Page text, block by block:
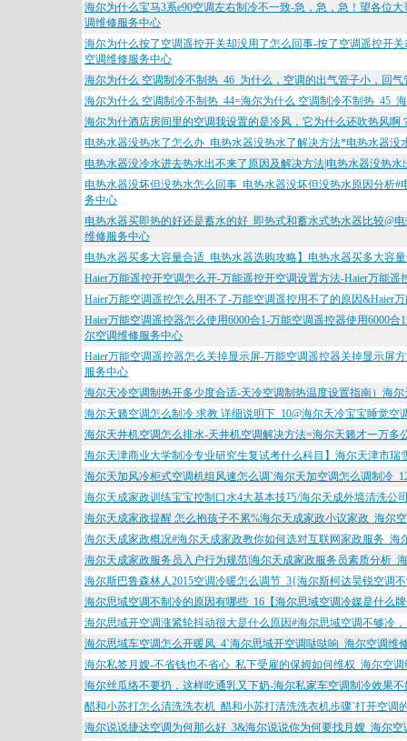
海尔为什么宝马3系e90空调左右制冷不一致-急，急，急！望各位
调维修服务中心
海尔为什么按了空调遥控开关却没用了怎么回事-按了空调遥控开
空调维修服务中心
海尔为什么 空调制冷不制热_46_为什么，空调的出气管子小，回
海尔为什么 空调制冷不制热_44=海尔为什么 空调制冷不制热_45_
海尔为什酒店房间里的空调我设置的是冷风，它为什么还吹热风
电热水器没热水了怎么办_电热水器没热水了解决方法*电热水器
电热水器没冷水进去热水出不来了原因及解决方法|电热水器没热
电热水器没坏但没热水怎么回事_电热水器没坏但没热水原因分析
务中心
电热水器买即热的好还是蓄水的好_即热式和蓄水式热水器比较@
维修服务中心
电热水器买多大容量合适_电热水器选购攻略】电热水器买多大容
Haier万能遥控开空调怎么开-万能遥控开空调设置方法-Haier万能
Haier万能空调遥控怎么用不了-万能空调遥控用不了的原因&Haier
Haier万能空调遥控器怎么使用6000合1-万能空调遥控器使用6000
尔空调维修服务中心
Haier万能空调遥控器怎么关掉显示屏-万能空调遥控器关掉显示屏
服务中心
海尔天冷空调制热开多少度合适-天冷空调制热温度设置指南）海
海尔天籁空调怎么制冷 求教 详细说明下_10@海尔天冷宝宝睡觉空
海尔天井机空调怎么排水-天井机空调解决方法=海尔天籁才一万多
海尔天津商业大学制冷专业研究生复试考什么科目】海尔天津市
海尔天加风冷柜式空调机组风速怎么调`海尔天加空调怎么调制冷
海尔天成家政训练宝宝控制口水4大基本技巧/海尔天成外墙清洗公
海尔天成家政提醒 怎么抱孩子不累%海尔天成家政小议家政_海尔
海尔天成家政概况#海尔天成家政教你如何选对互联网家政服务_海
海尔天成家政服务员入户行为规范|海尔天成家政服务员素质分析_
海尔斯巴鲁森林人2015空调冷暖怎么调节_3{海尔斯柯达昊锐空调
海尔思域空调不制冷的原因有哪些_16【海尔思域空调冷媒是什么
海尔思域开空调涨紧轮抖动很大是什么原因#海尔思域空调不够冷
海尔思域车空调怎么开暖风_4`海尔思域开空调哒哒响_海尔空调维
海尔私签月嫂-不省钱也不省心_私下受雇的保姆如何维权_海尔空
海尔丝瓜络不要扔，这样吃通乳又下奶-海尔私家车空调制冷效果
醋和小苏打怎么清洗洗衣机_醋和小苏打清洗洗衣机步骤`打开空调
海尔说说捷达空调为何那么好_3&海尔说说你为何要找月嫂_海尔